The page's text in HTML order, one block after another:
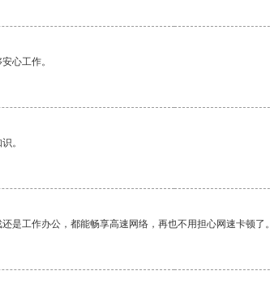
心工作。
。
是工作办公，都能畅享高速网络，再也不用担心网速卡顿了。